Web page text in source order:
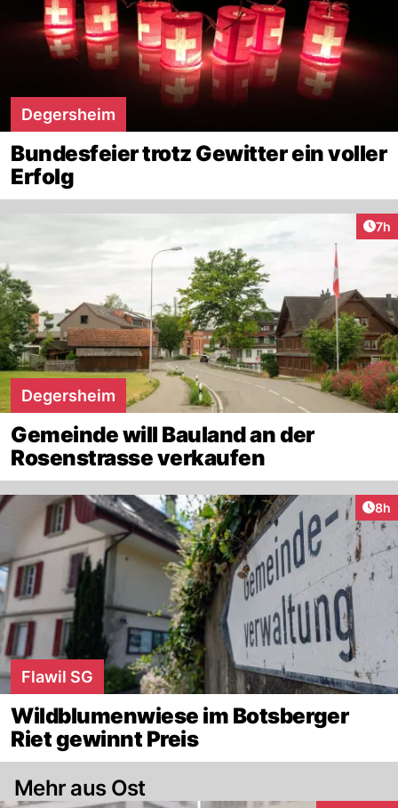
Degersheim
Bundesfeier trotz Gewitter ein voller
Erfolg
7h
Degersheim
Gemeinde will Bauland an der
Rosenstrasse verkaufen
8h
Flawil SG
Wildblumenwiese im Botsberger
Riet gewinnt Preis
Mehr aus Ost